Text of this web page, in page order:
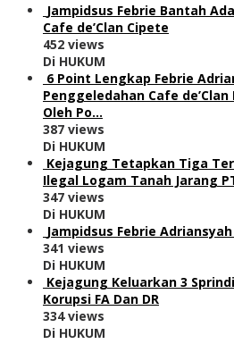
Jampidsus Febrie Bantah
Cafe de’Clan Cipete
452 views
Di HUKUM
6 Point Lengkap Febrie
Penggeledahan Cafe
Oleh Po…
387 views
Di HUKUM
Kejagung Tetapkan Tiga
Ilegal Logam Tanah Jarang
347 views
Di HUKUM
Jampidsus Febrie
341 views
Di HUKUM
Kejagung Keluarkan 3
Korupsi FA Dan DR
334 views
Di HUKUM